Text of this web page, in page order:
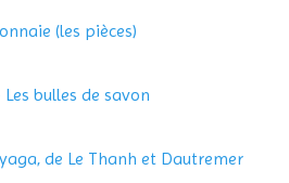
(les pièces)
bulles de savon
de Le Thanh et Dautremer